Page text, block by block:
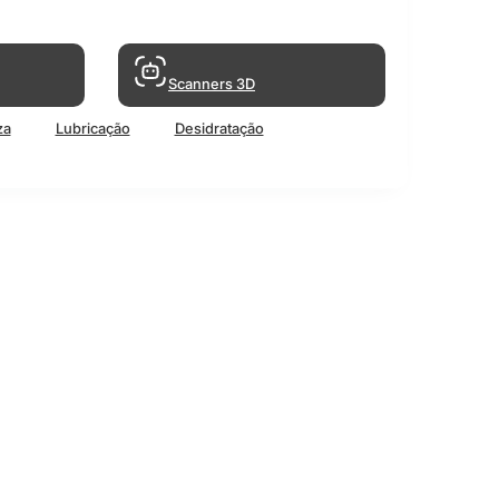
Lubricação Desidratação
Scanners 3D